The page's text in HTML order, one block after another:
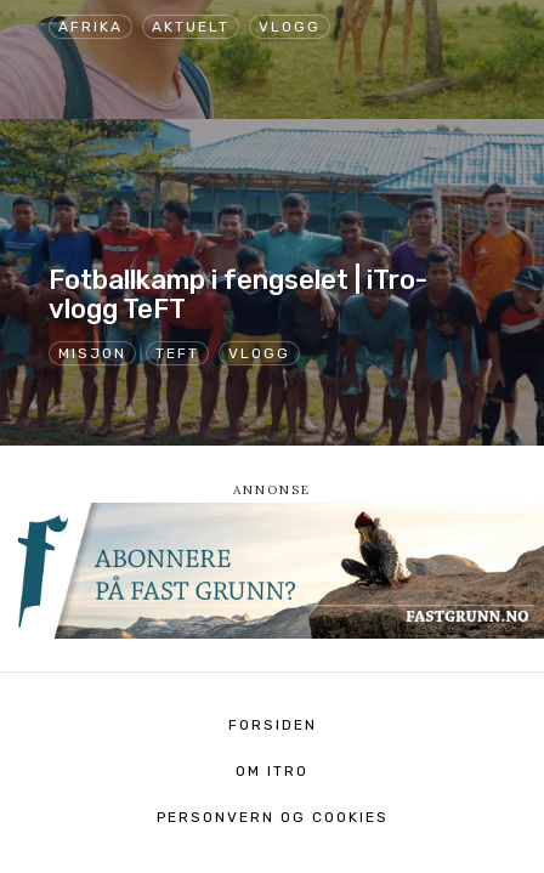
AFRIKA AKTUELT VLOGG
MISJON TEFT VLOGG
Fotballkamp i fengselet | iTro-
vlogg TeFT
FORSIDEN
OM ITRO
PERSONVERN OG COOKIES